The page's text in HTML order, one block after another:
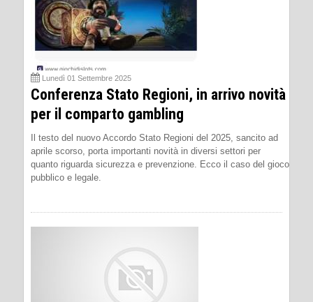
Lunedì 01 Settembre 2025
Conferenza Stato Regioni, in arrivo novità
per il comparto gambling
Il testo del nuovo Accordo Stato Regioni del 2025, sancito ad
aprile scorso, porta importanti novità in diversi settori per
quanto riguarda sicurezza e prevenzione. Ecco il caso del gioco
pubblico e legale.